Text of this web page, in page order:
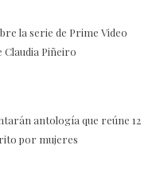
la serie de Prime Video
Claudia Piñeiro
antología que reúne 12
por mujeres